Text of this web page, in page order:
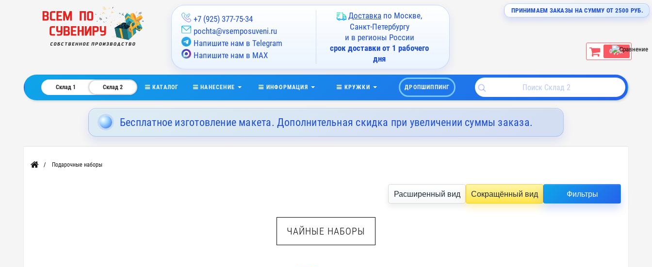
ПРИНИМАЕМ ЗАКАЗЫ НА СУММУ ОТ 2500 РУБ.
+7 (925) 377-75-34
pochta@vsemposuveni.ru
Напишите нам в Telegram
Напишите нам в MAX
Доставка по Москве,
Санкт-Петербургу
и в регионы России
срок доставки от 1 рабочего
дня
0 руб.
Склад 1 Склад 2 КАТАЛОГ НАНЕСЕНИЕ ИНФОРМАЦИЯ КРУЖКИ ДРОПШИППИНГ
Бесплатное изготовление макета. Дополнительная скидка при увеличении суммы заказа.
Главная Подарочные наборы
Расширенный вид Сокращённый вид Фильтры
ЧАЙНЫЕ НАБОРЫ